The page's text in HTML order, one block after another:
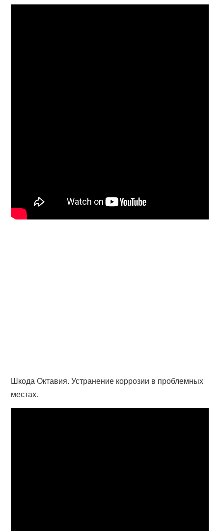
Шкода Октавия. Устранение коррозии в проблемных
местах.